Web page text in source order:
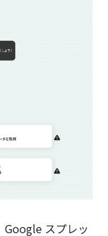
Google スプレッ